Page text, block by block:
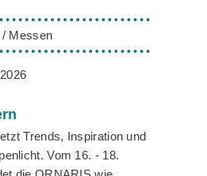
/ Messen
Trends, Inspiration und
Vom 16. - 18.